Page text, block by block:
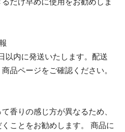
以内に発送いたします。配送
品ページをご確認ください。
香りの感じ方が異なるため、
ことをお勧めします。 商品に